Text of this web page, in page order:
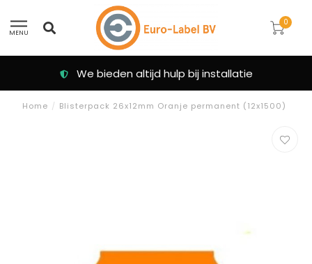
MENU
0
We bieden altijd hulp bij installatie
Home / Blisterpack 26x12mm Oranje permanent (12x1500)